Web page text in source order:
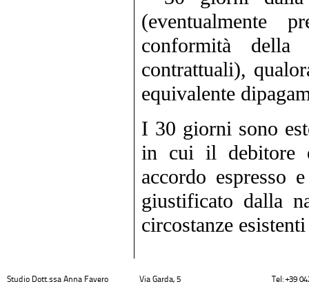
(eventualmente
conformità
contrattuali),
equivalente
I 30 giorni sono
in cui il debitore
accordo espresso
giustificato dalla
circostanze
Studio Dott.ssa Anna Favero Via Garda, 5 Tel: +39